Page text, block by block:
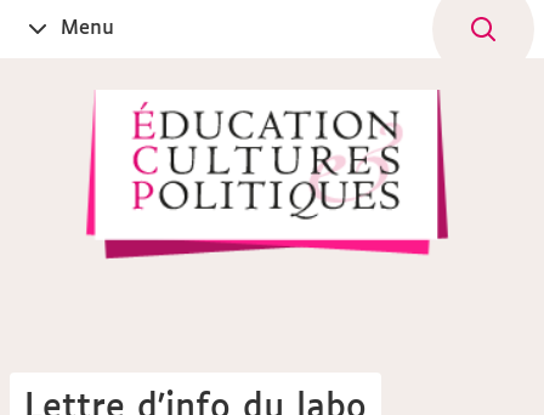
OuvrirMenu